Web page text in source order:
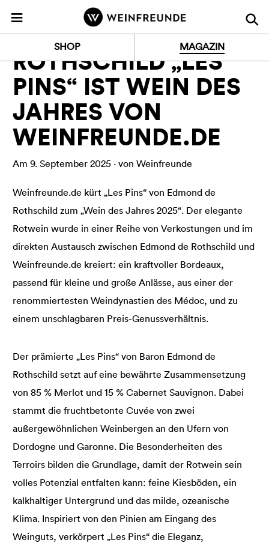
≡
Z
u
r
t
a
r
t
s
e
t
SHOP MAGAZIN
MAGAZIN PRESSE
ROTHSCHILD „LES
PINS“ IST WEIN DES
JAHRES VON
WEINFREUNDE.DE
Am 9. September 2025 · von Weinfreunde
Weinfreunde.de kürt „Les Pins“ von Edmond de
Rothschild zum „Wein des Jahres 2025“. Der elegante
Rotwein wurde in einer Reihe von Verkostungen und im
direkten Austausch zwischen Edmond de Rothschild und
Weinfreunde.de kreiert: ein kraftvoller Bordeaux,
passend für kleine und große Anlässe, aus einer der
renommiertesten Weindynastien des Médoc, und zu
einem unschlagbaren Preis-Genussverhältnis.
Der prämierte „Les Pins“ von Baron Edmond de
Rothschild setzt auf eine bewährte Zusammensetzung
von 85 % Merlot und 15 % Cabernet Sauvignon. Dabei
stammt die fruchtbetonte Cuvée von zwei
außergewöhnlichen Weinbergen an den Ufern von
Dordogne und Garonne. Die Besonderheiten des
Terroirs bilden die Grundlage, damit der Rotwein sein
volles Potenzial entfalten kann: feine Kiesböden, ein
kalkhaltiger Untergrund und das milde, ozeanische
Klima. Inspiriert von den Pinien am Eingang des
Weinguts, verkörpert „Les Pins“ die Eleganz,